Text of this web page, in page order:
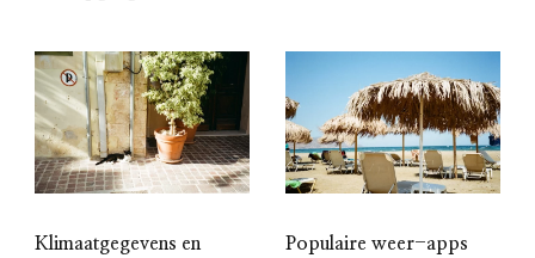
Klimaatgegevens en
Populaire weer-apps